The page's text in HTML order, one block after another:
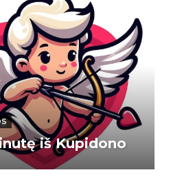
iš Kupidono